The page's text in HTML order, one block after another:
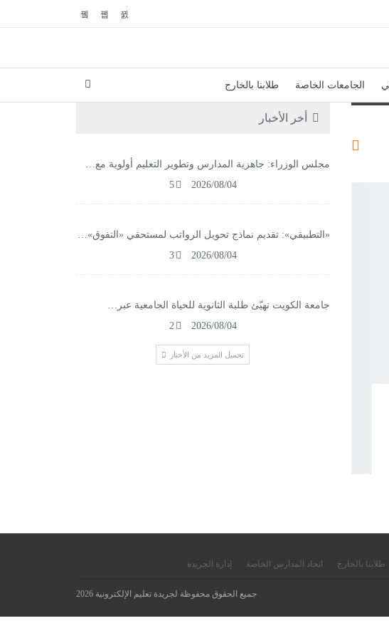
الجامعات الخاصة طلابنا بالخارج
أخر الأخبار
مجلس الوزراء: جاهزية المدارس وتطوير التعليم أولوية مع…
2026/08/04
5
«التطبيقي»: تقديم نماذج تحويل الرواتب لمستحقي «التفوق»…
2026/08/04
3
جامعة الكويت تهيّئ طلبة الثانوية للحياة الجامعية عبر…
2026/08/04
2
تحميل المزيد من الأخبار
طلابنا بالخارج اتحاد المدارس الخاصة إدارة الجريدة
جميع الحقوق محفوظة لجريدة تعليم الإلكترونية 2026